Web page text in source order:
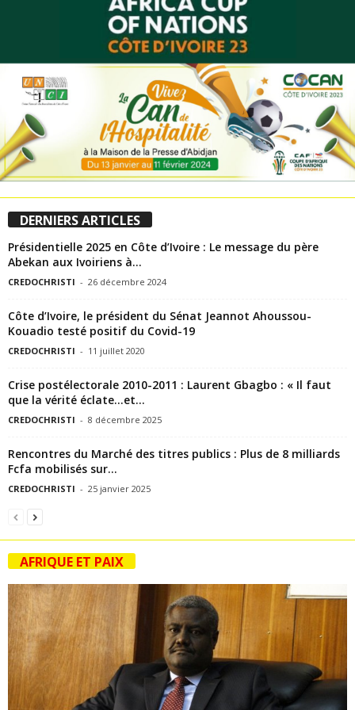
DERNIERS ARTICLES
Présidentielle 2025 en Côte d’Ivoire : Le message du père
Abekan aux Ivoiriens à...
CREDOCHRISTI - 26 décembre 2024
Côte d’Ivoire, le président du Sénat Jeannot Ahoussou-
Kouadio testé positif du Covid-19
CREDOCHRISTI - 11 juillet 2020
Crise postélectorale 2010-2011 : Laurent Gbagbo : « Il faut
que la vérité éclate…et...
CREDOCHRISTI - 8 décembre 2025
Rencontres du Marché des titres publics : Plus de 8 milliards
Fcfa mobilisés sur...
CREDOCHRISTI - 25 janvier 2025
AFRIQUE ET PAIX